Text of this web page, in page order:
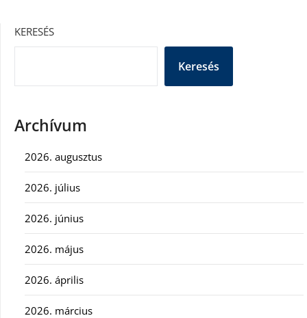
KERESÉS
Keresés
Archívum
2026. augusztus
2026. július
2026. június
2026. május
2026. április
2026. március